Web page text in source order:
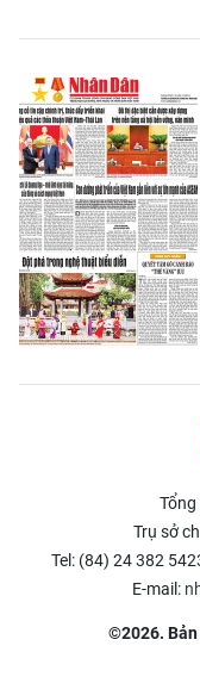
Tổng
Trụ sở
Tel: (84) 24 382
E-mail:
©2026. Bản